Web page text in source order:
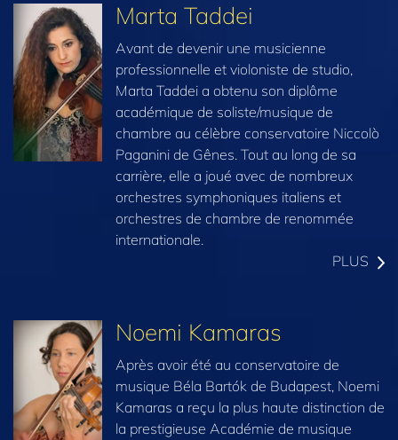
Marta Taddei
Avant de devenir une musicienne
professionnelle et violoniste de studio,
Marta Taddei a obtenu son diplôme
académique de soliste/musique de
chambre au célèbre conservatoire Niccolò
Paganini de Gênes. Tout au long de sa
carrière, elle a joué avec de nombreux
orchestres symphoniques italiens et
orchestres de chambre de renommée
internationale.
PLUS
Noemi Kamaras
Après avoir été au conservatoire de
musique Béla Bartók de Budapest, Noemi
Kamaras a reçu la plus haute distinction de
la prestigieuse Académie de musique